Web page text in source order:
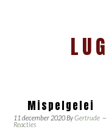
Mispelgelei
11 december 2020ByGertrude
Reacties